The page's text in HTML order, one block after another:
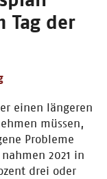
Tag der
einen längeren
müssen,
Probleme
2021 in
drei oder